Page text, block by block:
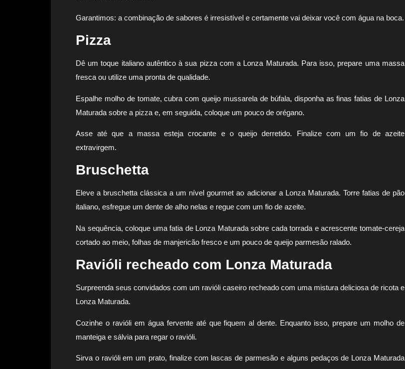
Garantimos: a combinação de sabores é irresistível e certamente vai deixar você com água na boca.
Pizza
Dê um toque italiano autêntico à sua pizza com a Lonza Maturada. Para isso, prepare uma massa
fresca ou utilize uma pronta de qualidade.
Espalhe molho de tomate, cubra com queijo mussarela de búfala, disponha as finas fatias de Lonza
Maturada sobre a pizza e, em seguida, coloque um pouco de orégano.
Asse até que a massa esteja crocante e o queijo derretido. Finalize com um fio de azeite
extravirgem.
Bruschetta
Eleve a bruschetta clássica a um nível gourmet ao adicionar a Lonza Maturada. Torre fatias de pão
italiano, esfregue um dente de alho nelas e regue com um fio de azeite.
Na sequência, coloque uma fatia de Lonza Maturada sobre cada torrada e acrescente tomate-cereja
cortado ao meio, folhas de manjericão fresco e um pouco de queijo parmesão ralado.
Ravióli recheado com Lonza Maturada
Surpreenda seus convidados com um ravióli caseiro recheado com uma mistura deliciosa de ricota e
Lonza Maturada.
Cozinhe o ravióli em água fervente até que fiquem al dente. Enquanto isso, prepare um molho de
manteiga e sálvia para regar o ravióli.
Sirva o ravióli em um prato, finalize com lascas de parmesão e alguns pedaços de Lonza Maturada